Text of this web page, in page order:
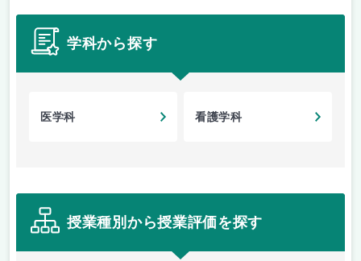
学科から探す
医学科 看護学科
授業種別から授業評価を探す